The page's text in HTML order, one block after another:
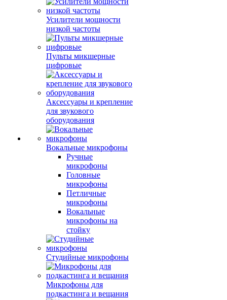
Усилители мощности
низкой частоты
Пульты микшерные
цифровые
Аксессуары и крепление
для звукового
оборудования
Вокальные микрофоны
Ручные
микрофоны
Головные
микрофоны
Петличные
микрофоны
Вокальные
микрофоны на
стойку
Студийные микрофоны
Микрофоны для
подкастинга и вещания